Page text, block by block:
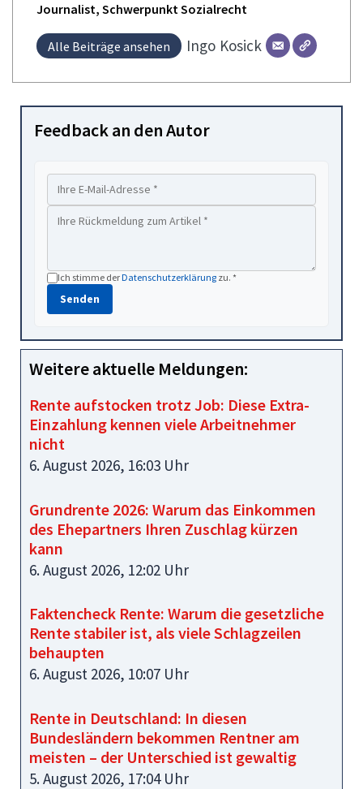
Journalist, Schwerpunkt Sozialrecht
Alle Beiträge ansehen Ingo Kosick
Feedback an den Autor
Ich stimme derDatenschutzerklärung zu. *
Senden
Weitere aktuelle Meldungen:
Rente aufstocken trotz Job: Diese Extra-
Einzahlung kennen viele Arbeitnehmer
nicht
6. August 2026, 16:03 Uhr
Grundrente 2026: Warum das Einkommen
des Ehepartners Ihren Zuschlag kürzen
kann
6. August 2026, 12:02 Uhr
Faktencheck Rente: Warum die gesetzliche
Rente stabiler ist, als viele Schlagzeilen
behaupten
6. August 2026, 10:07 Uhr
Rente in Deutschland: In diesen
Bundesländern bekommen Rentner am
meisten – der Unterschied ist gewaltig
5. August 2026, 17:04 Uhr